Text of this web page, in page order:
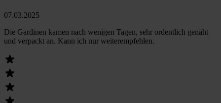
07.03.2025
Die Gardinen kamen nach wenigen Tagen, sehr ordentlich genäht
und verpackt an. Kann ich nur weiterempfehlen.